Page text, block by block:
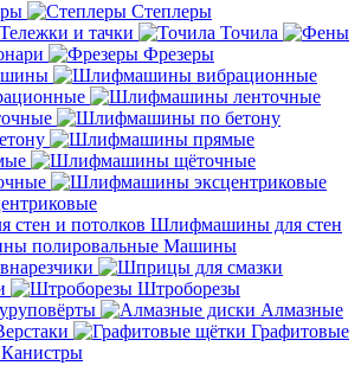
Степлеры
Тележки и тачки
Точила
Фрезеры
Шлифмашины для стен
Машины
Штроборезы
Алмазные
Графитовые
Канистры